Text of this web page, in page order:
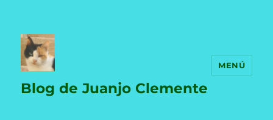
Blog de Juanjo Clemente
MENÚ